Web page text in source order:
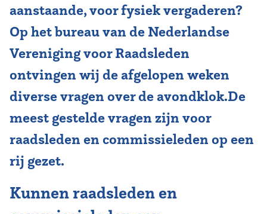
aanstaande, voor fysiek vergaderen?
Op het bureau van de Nederlandse
Vereniging voor Raadsleden
ontvingen wij de afgelopen weken
diverse vragen over de avondklok.De
meest gestelde vragen zijn voor
raadsleden en commissieleden op een
rij gezet.
Kunnen raadsleden en